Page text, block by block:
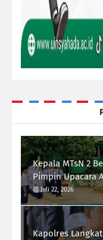
Kepala MTsN 2
Pimpin Upacara
Berkarakter dan
Juli 22, 2026
Kapolres